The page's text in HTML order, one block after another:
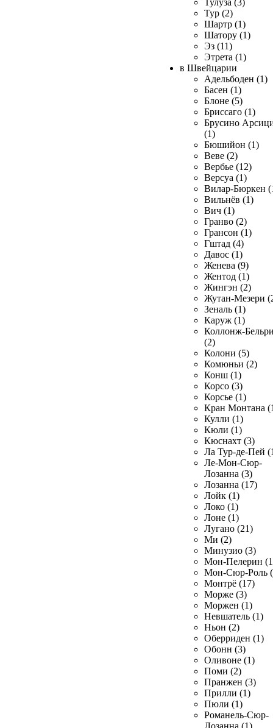
Тулуза (3)
Тур (2)
Шартр (1)
Шатору (1)
Эз (11)
Этрета (1)
в Швейцарии
Адельбоден (1)
Басен (1)
Блоне (5)
Бриссаго (1)
Брусино
(1)
Бюшийон (1)
Веве (2)
Вербье (12)
Версуа (1)
Вилар-Бюркен
Вильнёв (1)
Вич (1)
Гранво (2)
Грансон (1)
Гштад (4)
Давос (1)
Женева (9)
Жентод (1)
Жингэн (2)
Жутан-Мезери
Зеналь (1)
Каруж (1)
Коллонж-
(2)
Колони (5)
Комюньи (2)
Конш (1)
Корсо (3)
Корсье (1)
Кран Монтана
Кулли (1)
Кюли (1)
Кюснахт (3)
Ла Тур-де-Пей
Ле-Мон-Сюр-
Лозанна (3)
Лозанна (17)
Лойк (1)
Локо (1)
Лоне (1)
Лугано (21)
Ми (2)
Минузио (3)
Мон-Пелерин
Мон-Сюр-Роль
Монтрё (17)
Морже (3)
Моржен (1)
Невшатель (1)
Ньон (2)
Оберриден (1)
Обонн (3)
Оливоне (1)
Поми (2)
Пранжен (3)
Прилли (1)
Пюли (1)
Романель-Сюр-
Лозанна (1)